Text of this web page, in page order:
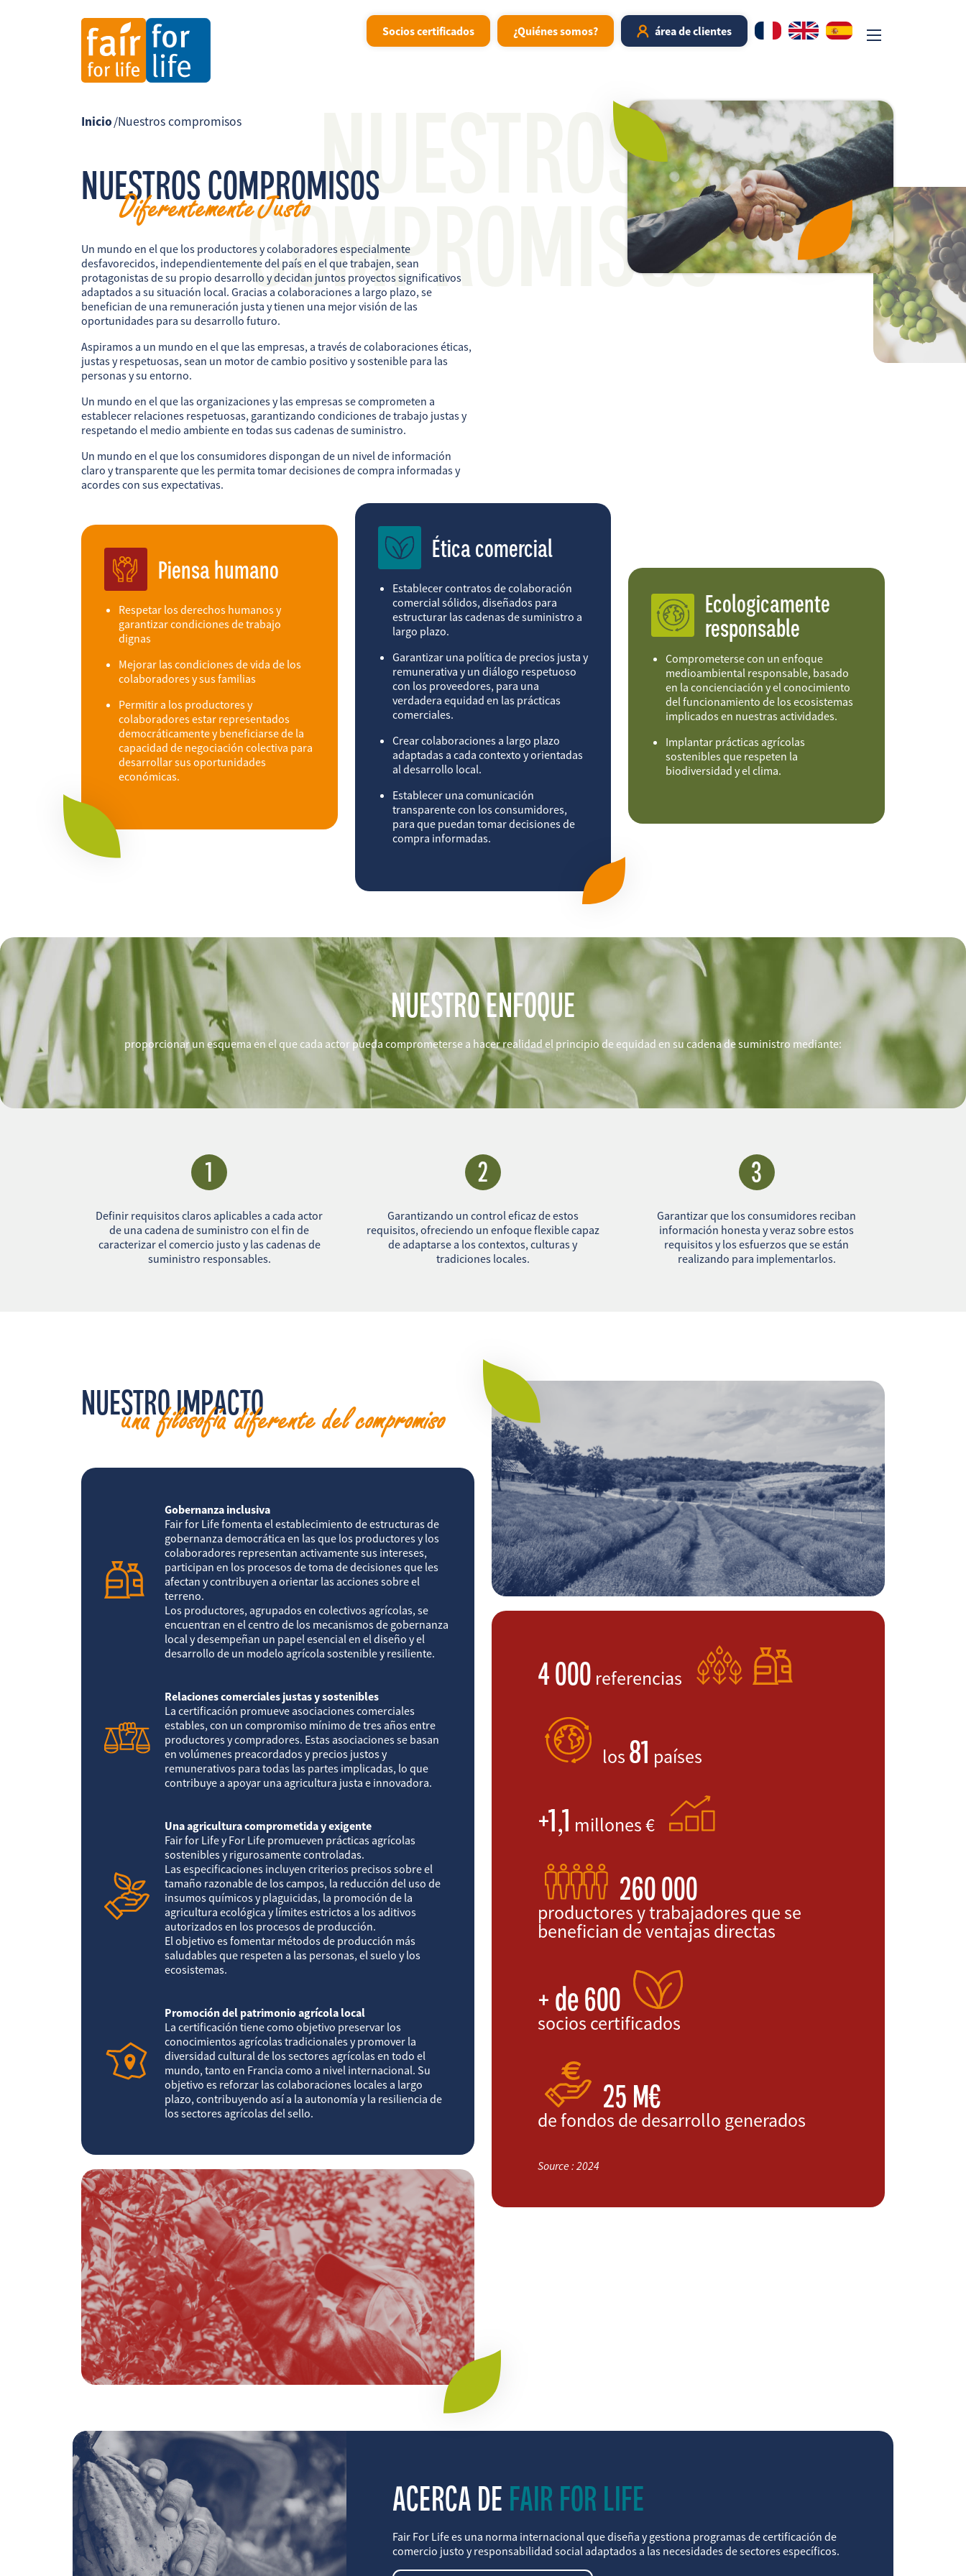
Socios certificados ¿Quiénes somos? área de clientes
Inicio/Nuestros compromisos
NUESTROS COMPROMISOS
Diferentemente Justo NUESTROS
COMPROMISOS
Un mundo en el que los productores y colaboradores especialmente
desfavorecidos, independientemente del país en el que trabajen, sean
protagonistas de su propio desarrollo y decidan juntos proyectos significativos
adaptados a su situación local. Gracias a colaboraciones a largo plazo, se
benefician de una remuneración justa y tienen una mejor visión de las
oportunidades para su desarrollo futuro.
Aspiramos a un mundo en el que las empresas, a través de colaboraciones éticas,
justas y respetuosas, sean un motor de cambio positivo y sostenible para las
personas y su entorno.
Un mundo en el que las organizaciones y las empresas se comprometen a
establecer relaciones respetuosas, garantizando condiciones de trabajo justas y
respetando el medio ambiente en todas sus cadenas de suministro.
Un mundo en el que los consumidores dispongan de un nivel de información
claro y transparente que les permita tomar decisiones de compra informadas y
acordes con sus expectativas.
Piensa humano
Respetar los derechos humanos y
garantizar condiciones de trabajo
dignas
Mejorar las condiciones de vida de los
colaboradores y sus familias
Permitir a los productores y
colaboradores estar representados
democráticamente y beneficiarse de la
capacidad de negociación colectiva para
desarrollar sus oportunidades
económicas.
Ética comercial
Establecer contratos de colaboración
comercial sólidos, diseñados para
estructurar las cadenas de suministro a
largo plazo.
Garantizar una política de precios justa y
remunerativa y un diálogo respetuoso
con los proveedores, para una
verdadera equidad en las prácticas
comerciales.
Crear colaboraciones a largo plazo
adaptadas a cada contexto y orientadas
al desarrollo local.
Establecer una comunicación
transparente con los consumidores,
para que puedan tomar decisiones de
compra informadas.
Ecologicamente
responsable
Comprometerse con un enfoque
medioambiental responsable, basado
en la concienciación y el conocimiento
del funcionamiento de los ecosistemas
implicados en nuestras actividades.
Implantar prácticas agrícolas
sostenibles que respeten la
biodiversidad y el clima.
NUESTRO ENFOQUE
proporcionar un esquema en el que cada actor pueda comprometerse a hacer realidad el principio de equidad en su cadena de suministro mediante:
1
Definir requisitos claros aplicables a cada actor
de una cadena de suministro con el fin de
caracterizar el comercio justo y las cadenas de
suministro responsables.
2
Garantizando un control eficaz de estos
requisitos, ofreciendo un enfoque flexible capaz
de adaptarse a los contextos, culturas y
tradiciones locales.
3
Garantizar que los consumidores reciban
información honesta y veraz sobre estos
requisitos y los esfuerzos que se están
realizando para implementarlos.
NUESTRO IMPACTO
una filosofía diferente del compromiso
Gobernanza inclusiva
Fair for Life fomenta el establecimiento de estructuras de
gobernanza democrática en las que los productores y los
colaboradores representan activamente sus intereses,
participan en los procesos de toma de decisiones que les
afectan y contribuyen a orientar las acciones sobre el
terreno.
Los productores, agrupados en colectivos agrícolas, se
encuentran en el centro de los mecanismos de gobernanza
local y desempeñan un papel esencial en el diseño y el
desarrollo de un modelo agrícola sostenible y resiliente.
Relaciones comerciales justas y sostenibles
La certificación promueve asociaciones comerciales
estables, con un compromiso mínimo de tres años entre
productores y compradores. Estas asociaciones se basan
en volúmenes preacordados y precios justos y
remunerativos para todas las partes implicadas, lo que
contribuye a apoyar una agricultura justa e innovadora.
Una agricultura comprometida y exigente
Fair for Life y For Life promueven prácticas agrícolas
sostenibles y rigurosamente controladas.
Las especificaciones incluyen criterios precisos sobre el
tamaño razonable de los campos, la reducción del uso de
insumos químicos y plaguicidas, la promoción de la
agricultura ecológica y límites estrictos a los aditivos
autorizados en los procesos de producción.
El objetivo es fomentar métodos de producción más
saludables que respeten a las personas, el suelo y los
ecosistemas.
Promoción del patrimonio agrícola local
La certificación tiene como objetivo preservar los
conocimientos agrícolas tradicionales y promover la
diversidad cultural de los sectores agrícolas en todo el
mundo, tanto en Francia como a nivel internacional. Su
objetivo es reforzar las colaboraciones locales a largo
plazo, contribuyendo así a la autonomía y la resiliencia de
los sectores agrícolas del sello.
4 000 referencias
los 81 países
+1,1 millones €
260 000
productores y trabajadores que se
benefician de ventajas directas
+ de 600
socios certificados
25 M€
de fondos de desarrollo generados
Source : 2024
ACERCA DE FAIR FOR LIFE
Fair For Life es una norma internacional que diseña y gestiona programas de certificación de
comercio justo y responsabilidad social adaptados a las necesidades de sectores específicos.